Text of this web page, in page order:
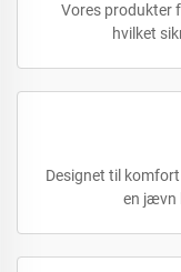
Vores produkter
hvilket
Designet til
en jævn